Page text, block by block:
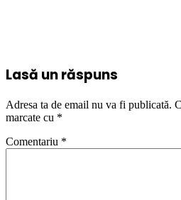
Lasă un răspuns
Adresa ta de email nu va fi publicată.
marcate cu *
Comentariu *